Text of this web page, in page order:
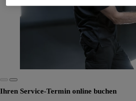
Ihren Service-Termin online buchen